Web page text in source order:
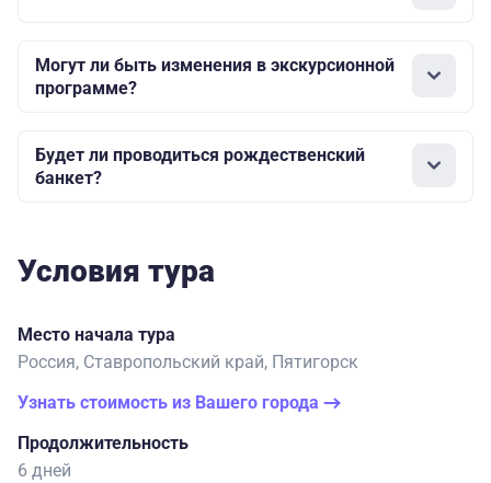
Могут ли быть изменения в экскурсионной
программе?
Будет ли проводиться рождественский
банкет?
Условия тура
Место начала тура
Россия, Ставропольский край, Пятигорск
Узнать стоимость из Вашего города
Продолжительность
6 дней